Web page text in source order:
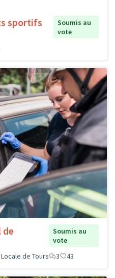
sportifs
Soumis au
vote
de
Soumis au
vote
de Tours
3 43